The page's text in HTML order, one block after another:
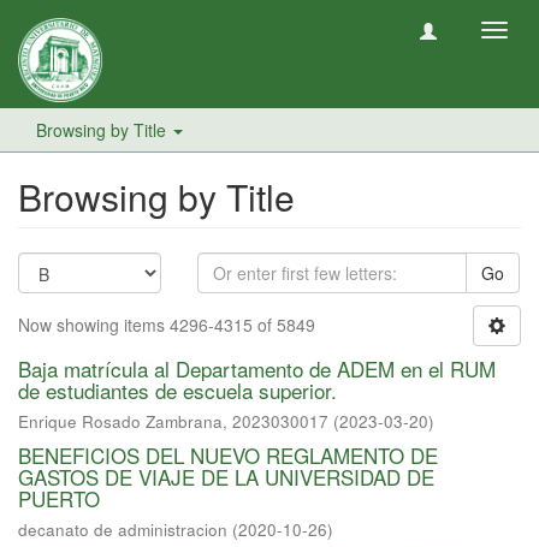
Browsing by Title
Browsing by Title
Go
Now showing items 4296-4315 of 5849
Baja matrícula al Departamento de ADEM en el RUM
de estudiantes de escuela superior.
Enrique Rosado Zambrana, 2023030017 (2023-03-20)
BENEFICIOS DEL NUEVO REGLAMENTO DE
GASTOS DE VIAJE DE LA UNIVERSIDAD DE
PUERTO
decanato de administracion (2020-10-26)